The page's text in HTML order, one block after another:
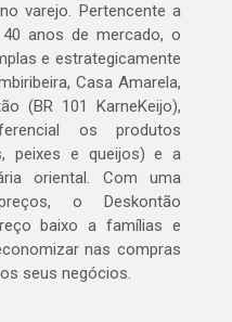
varejo. Pertencente a
anos de mercado, o
e estrategicamente
Casa Amarela,
(BR 101 KarneKeijo),
os produtos
peixes e queijos) e a
oriental. Com uma
o Deskontão
baixo a famílias e
nas compras
seus negócios.